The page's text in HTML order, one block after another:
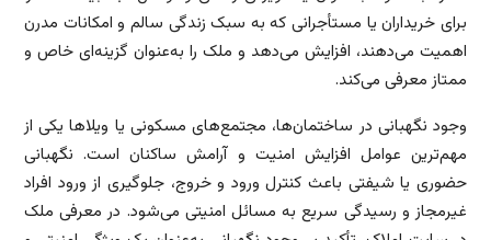
برای خریداران یا مستأجرانی که به سبک زندگی سالم و امکانات مدرن
اهمیت می‌دهند، افزایش می‌دهد و ملک را به‌عنوان گزینه‌ای خاص و
ممتاز معرفی می‌کند.
وجود نگهبانی در ساختمان‌ها، مجتمع‌های مسکونی یا ویلاها یکی از
مهم‌ترین عوامل افزایش امنیت و آرامش ساکنان است. نگهبانی
حضوری یا شیفتی باعث کنترل ورود و خروج، جلوگیری از ورود افراد
غیرمجاز و رسیدگی سریع به مسائل امنیتی می‌شود. در معرفی ملک